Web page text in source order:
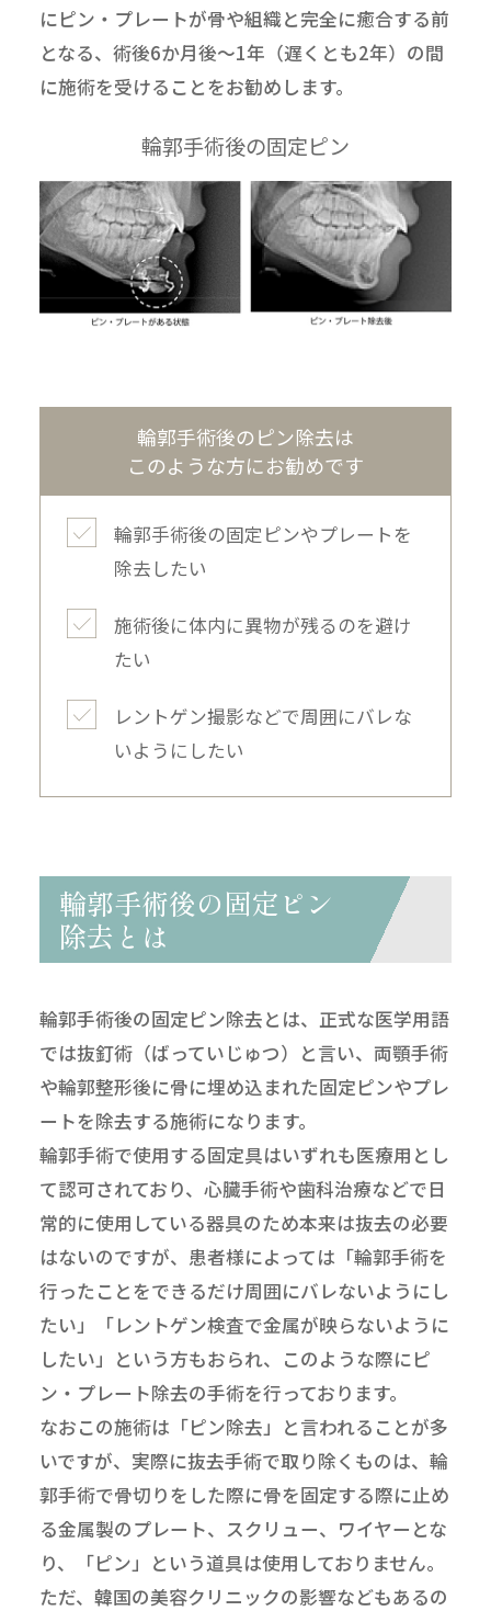
にピン・プレートが骨や組織と完全に癒合する前
となる、術後6か月後～1年（遅くとも2年）の間
に施術を受けることをお勧めします。
輪郭手術後の固定ピン
輪郭手術後のピン除去は
このような方にお勧めです
輪郭手術後の固定ピンやプレートを
除去したい
施術後に体内に異物が残るのを避け
たい
レントゲン撮影などで周囲にバレな
いようにしたい
輪郭手術後の固定ピン
除去とは
輪郭手術後の固定ピン除去とは、正式な医学用語
では抜釘術（ばっていじゅつ）と言い、両顎手術
や輪郭整形後に骨に埋め込まれた固定ピンやプレ
ートを除去する施術になります。
輪郭手術で使用する固定具はいずれも医療用とし
て認可されており、心臓手術や歯科治療などで日
常的に使用している器具のため本来は抜去の必要
はないのですが、患者様によっては「輪郭手術を
行ったことをできるだけ周囲にバレないようにし
たい」「レントゲン検査で金属が映らないように
したい」という方もおられ、このような際にピ
ン・プレート除去の手術を行っております。
なおこの施術は「ピン除去」と言われることが多
いですが、実際に抜去手術で取り除くものは、輪
郭手術で骨切りをした際に骨を固定する際に止め
る金属製のプレート、スクリュー、ワイヤーとな
り、「ピン」という道具は使用しておりません。
ただ、韓国の美容クリニックの影響などもあるの